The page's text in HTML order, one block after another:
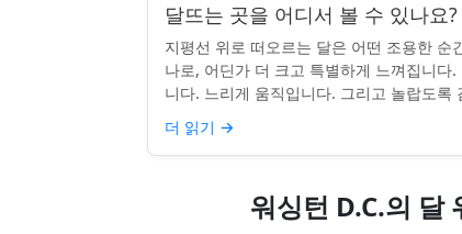
달뜨는 곳을 어디서 볼 수 있나요?
지평선 위로 떠오르는 달은 어떤 조용한 순
나로, 어딘가 더 크고 특별하게 느껴집니다.
니다. 느리게 움직입니다. 그리고 놀랍도록
입니다. 하지만 어디를 봐야 할지 모르면 잡
않을 수 있습니...
더 읽기 →
워싱턴 D.C.의 달